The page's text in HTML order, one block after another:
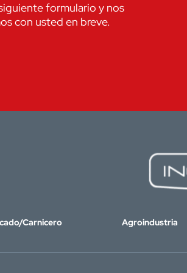
formulario y nos
con usted en breve.
Carnicero Agroindustria